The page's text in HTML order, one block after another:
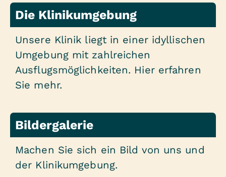
Die Klinikumgebung
Unsere Klinik liegt in einer idyllischen
Umgebung mit zahlreichen
Ausflugsmöglichkeiten. Hier erfahren
Sie mehr.
Bildergalerie
Machen Sie sich ein Bild von uns und
der Klinikumgebung.